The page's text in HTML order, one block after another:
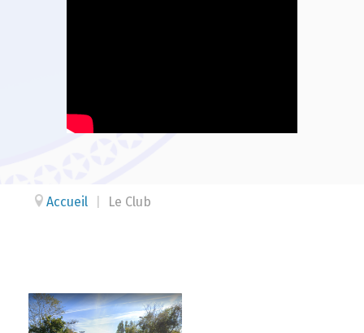
Accueil Le Club